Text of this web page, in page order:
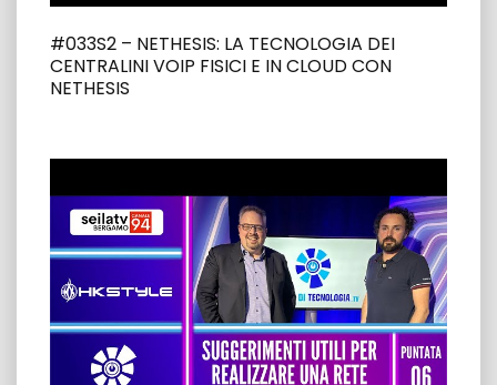
#033S2 – NETHESIS: LA TECNOLOGIA DEI
CENTRALINI VOIP FISICI E IN CLOUD CON
NETHESIS